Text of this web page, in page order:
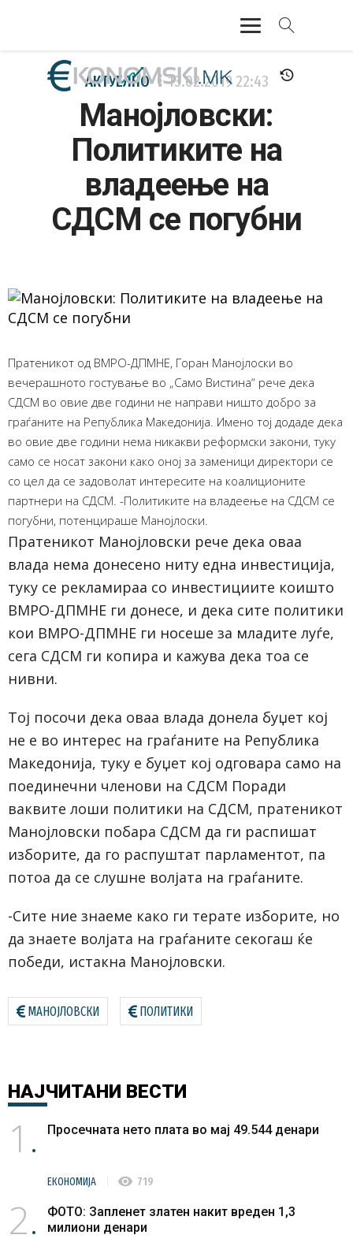
АКТУЕЛНО
ЕКОНОМИЈА
ФИНАНСИИ
БАНКАРСТВО
ЖИВОТ
АКТУЕЛНО 13.02.2019 22:43
Манојловски:
Политиките на
владеење на
СДСМ се погубни
Пратеникот од ВМРО-ДПМНЕ, Горан Манојлоски во
вечерашното гостување во „Само Вистина“ рече дека
СДСМ во овие две години не направи ништо добро за
граѓаните на Република Македонија. Имено тој додаде дека
во овие две години нема никакви реформски закони, туку
само се носат закони како оној за заменици директори се
со цел да се задоволат интересите на коалиционите
партнери на СДСМ. -Политиките на владеење на СДСМ се
погубни, потенцираше Манојлоски.
Пратеникот Манојловски рече дека оваа
влада нема донесено ниту една инвестиција,
туку се рекламираа со инвестициите коишто
ВМРО-ДПМНЕ ги донесе, и дека сите политики
кои ВМРО-ДПМНЕ ги носеше за младите луѓе,
сега СДСМ ги копира и кажува дека тоа се
нивни.
Тој посочи дека оваа влада донела буџет кој
не е во интерес на граѓаните на Република
Македонија, туку е буџет кој одговара само на
поединечни членови на СДСМ Поради
ваквите лоши политики на СДСМ, пратеникот
Манојловски побара СДСМ да ги распишат
изборите, да го распуштат парламентот, па
потоа да се слушне волјата на граѓаните.
-Сите ние знаеме како ги терате изборите, но
да знаете волјата на граѓаните секогаш ќе
победи, истакна Манојловски.
МАНОЈЛОВСКИ ПОЛИТИКИ
НАЈЧИТАНИ ВЕСТИ
1 Просечната нето плата во мај 49.544 денари
ЕКОНОМИЈА visibility 719
2
ФОТО: Запленет златен накит вреден 1,3
милиони денари